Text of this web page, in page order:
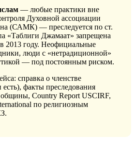
— любые практики вне
Духовной ассоциации
(САМК) — преследуется по ст.
«Таблиги Джамаат» запрещена
в 2013 году. Неофициальные
люди с «нетрадиционной»
— под постоянным риском.
справка о членстве
есть), факты преследования
Country Report USCIRF,
по религиозным